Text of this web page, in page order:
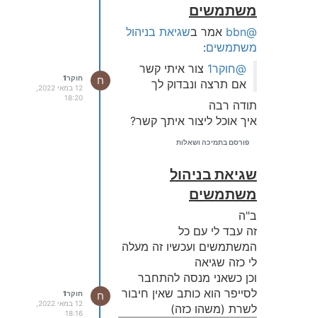
משתמשים
@bbn אמר בשגיאת בניהול
משתמשים:
@חוקר1
צור איתי קשר
אם תרצה ונבדוק לך
תודה רבה
איך אוכל ליצור איתך קשר?
פורסם בתמיכה ושאלות
ח
חוקר1
18:20
שגיאת בניהול
משתמשים
ב"ה
זה עבד לי עם כל
המשתמשים ועכשיו זה מעלה
לי כזה שגיאה
וכן כשאני מנסה להתחבר
לסייפר הוא כותב שאין חיבור
לשרת (משהו כזה)
ח
חוקר1
18:16